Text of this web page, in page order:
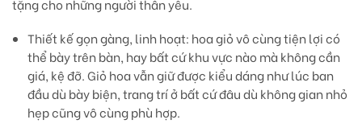
tặng cho những người thân yêu.
Thiết kế gọn gàng, linh hoạt: hoa giỏ vô cùng tiện lợi có
thể bày trên bàn, hay bất cứ khu vực nào mà không cần
giá, kệ đỡ. Giỏ hoa vẫn giữ được kiểu dáng như lúc ban
đầu dù bày biện, trang trí ở bất cứ đâu dù không gian nhỏ
hẹp cũng vô cùng phù hợp.